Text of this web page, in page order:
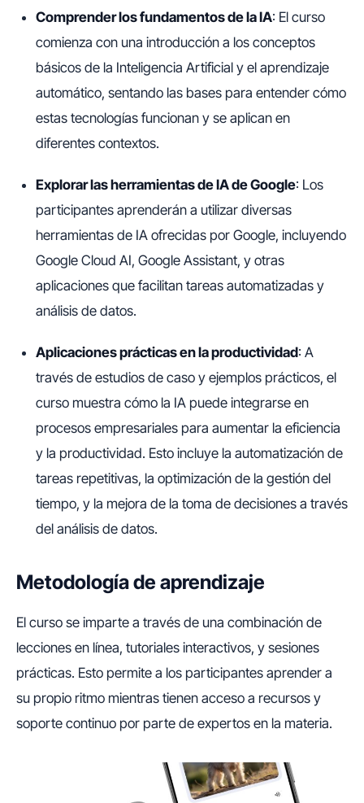
Comprender los fundamentos de la IA: El curso
comienza con una introducción a los conceptos
básicos de la Inteligencia Artificial y el aprendizaje
automático, sentando las bases para entender cómo
estas tecnologías funcionan y se aplican en
diferentes contextos.
Explorar las herramientas de IA de Google: Los
participantes aprenderán a utilizar diversas
herramientas de IA ofrecidas por Google, incluyendo
Google Cloud AI, Google Assistant, y otras
aplicaciones que facilitan tareas automatizadas y
análisis de datos.
Aplicaciones prácticas en la productividad: A
través de estudios de caso y ejemplos prácticos, el
curso muestra cómo la IA puede integrarse en
procesos empresariales para aumentar la eficiencia
y la productividad. Esto incluye la automatización de
tareas repetitivas, la optimización de la gestión del
tiempo, y la mejora de la toma de decisiones a través
del análisis de datos.
Metodología de aprendizaje
El curso se imparte a través de una combinación de
lecciones en línea, tutoriales interactivos, y sesiones
prácticas. Esto permite a los participantes aprender a
su propio ritmo mientras tienen acceso a recursos y
soporte continuo por parte de expertos en la materia.